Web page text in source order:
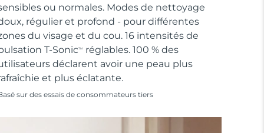
ou normales. Modes de nettoyage
régulier et profond - pour différentes
du visage et du cou. 16 intensités de
T-SonicTM
réglables. 100 % des
déclarent avoir une peau plus
et plus éclatante.
sur des essais de consommateurs tiers